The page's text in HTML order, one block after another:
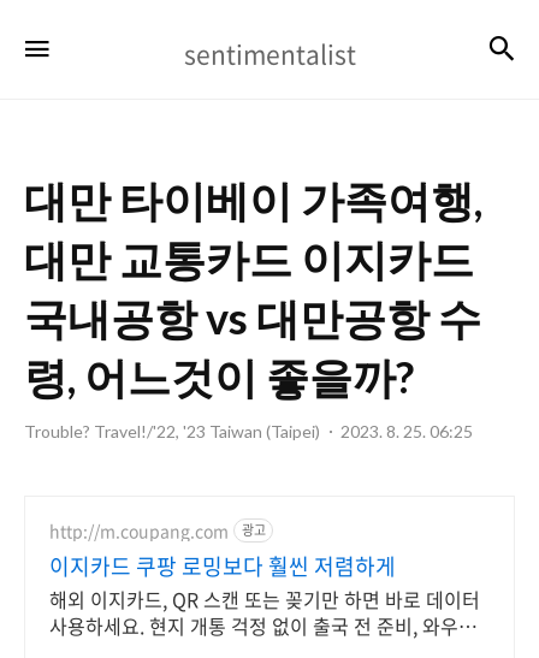
sentimentalist
대만 타이베이 가족여행,
대만 교통카드 이지카드
국내공항 vs 대만공항 수
령, 어느것이 좋을까?
Trouble? Travel!/'22, '23 Taiwan (Taipei) 2023. 8. 25. 06:25
http://m.coupang.com 광고
이지카드 쿠팡 로밍보다 훨씬 저렴하게
해외 이지카드, QR 스캔 또는 꽂기만 하면 바로 데이터
사용하세요. 현지 개통 걱정 없이 출국 전 준비, 와우회